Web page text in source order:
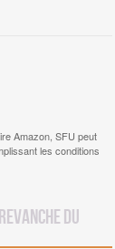
Amazon, SFU peut
les conditions
du